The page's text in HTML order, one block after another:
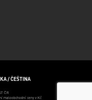
/ ČEŠTINA
ČR
maloobchodní ceny v Kč